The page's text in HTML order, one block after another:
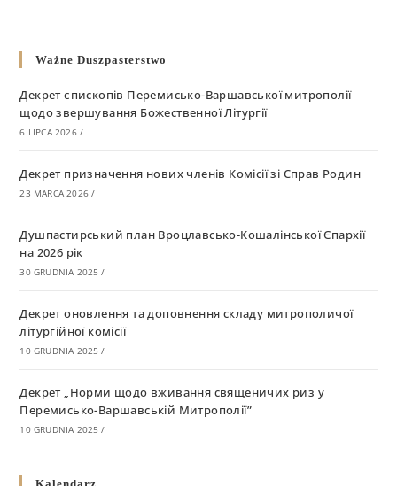
Ważne Duszpasterstwo
Декрет єпископів Перемисько-Варшавської митрополії
щодо звершування Божественної Літургії
6 LIPCA 2026 /
Декрет призначення нових членів Комісії зі Справ Родин
23 MARCA 2026 /
Душпастирський план Вроцлавсько-Кошалінської Єпархії
на 2026 рік
30 GRUDNIA 2025 /
Декрет оновлення та доповнення складу митрополичої
літургійної комісії
10 GRUDNIA 2025 /
Декрет „Норми щодо вживання священичих риз у
Перемисько-Варшавській Митрополії”
10 GRUDNIA 2025 /